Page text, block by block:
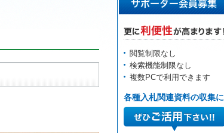
閲覧制限なし
検索機能制限なし
複数PCで利用できます
各種入札関連資料の収集に